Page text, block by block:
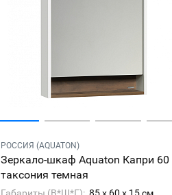
РОССИЯ (AQUATON)
Зеркало-шкаф Aquaton Капри 60
таксония темная